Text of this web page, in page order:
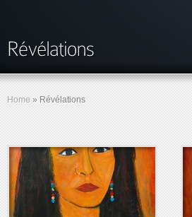
Home » Révélations